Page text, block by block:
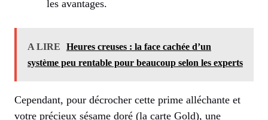
les avantages.
A LIRE
Heures creuses : la face cachée d’un
système peu rentable pour beaucoup selon les experts
Cependant, pour décrocher cette prime alléchante et
votre précieux sésame doré (la carte Gold), une